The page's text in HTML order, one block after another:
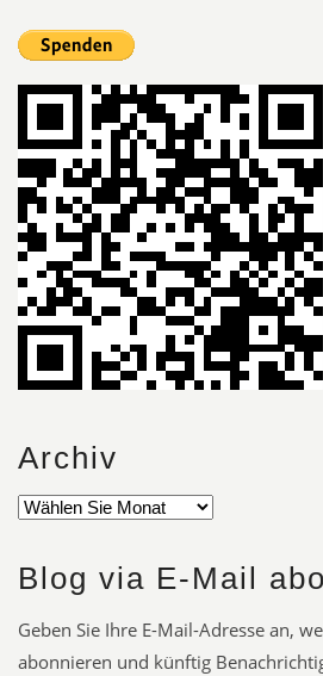
Archiv
Blog via E-Mail
Geben Sie Ihre E-Mail-Adresse an,
abonnieren und künftig